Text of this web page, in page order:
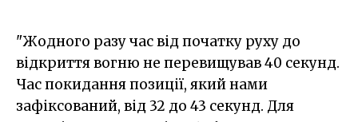
"Жодного разу час від початку руху до
відкриття вогню не перевищував 40 секунд.
Час покидання позиції, який нами
зафіксований, від 32 до 43 секунд. Для